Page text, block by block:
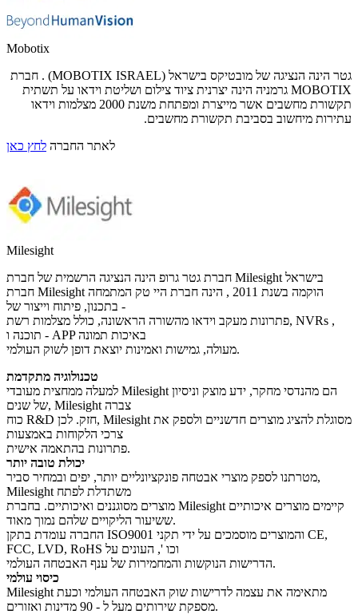
Mobotix
גטר הינה הנציגה של מובטיקס בישראל (MOBOTIX ISRAEL) . חברת
MOBOTIX גרמניה הינה יצרנית ציוד צילום ושליטת וידאו על תשתית
תקשורת מחשבים אשר מייצרת ומפתחת משנת 2000 מצלמות וידאו
עתירות מיחשוב בסביבת תקשורת מחשבים.
לאתר החברה לחץ כאן
Milesight
חברת גטר גרופ הינה הנציגה הרשמית של חברת Milesight בישראל
חברת Milesight הוקמה בשנת 2011 , הינה חברת היי טק המתמחה
בתכנון, פיתוח וייצור של -
פתרונות מעקב וידאו מהשורה הראשונה, כולל מצלמות רשת, NVRs ,
תוכנה ו - APP באיכות תמונה
מעולה, גמישות ואמינות יוצאת דופן לשוק העולמי.
טכנולוגיה מתקדמת
למעלה ממחצית מעובדי Milesight הם מהנדסי מחקר, ידע מוצק וניסיון
של שנים, Milesight צברה
כוח R&D חזק. לכן, Milesight מסוגלת להציג מוצרים חדשניים ולספק את
צרכי הלקוחות באמצעות
פתרונות בהתאמה אישית.
יכולת טובה יותר
מטרתנו לספק מוצרי אבטחה פונקציונליים יותר, יפים ובמחיר סביר,
Milesight משתדלת לפתח
מוצרים מסוגננים ואיכותיים. בחברת Milesight קיימים מוצרים איכותיים
ששיעור הליקויים שלהם נמוך מאוד.
החברה עומדת בתקן ISO9001 והמוצרים מוסמכים על ידי תקני CE,
FCC, LVD, RoHS וכו ', העונים על
הדרישות הנוקשות והמחמירות של ענף האבטחה העולמי.
כיסוי עולמי
Milesight מתאימה את עצמה לדרישות שוק האבטחה העולמי וכעת
מספקת שירותים מעל ל - 90 מדינות ואזורים.